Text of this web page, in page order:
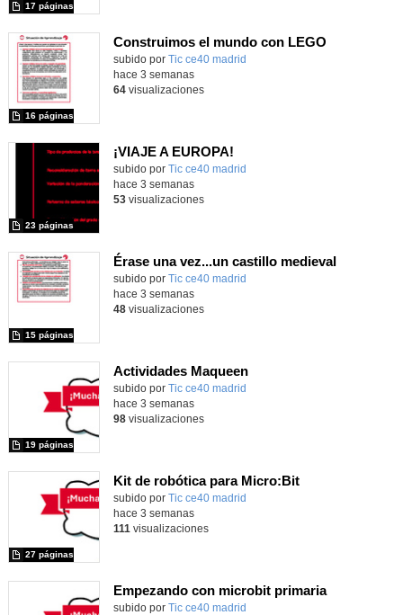
17 páginas
Construimos el mundo con LEGO
subido por Tic ce40 madrid
16 páginas
hace 3 semanas
64visualizaciones
¡VIAJE A EUROPA!
subido por Tic ce40 madrid
23 páginas
hace 3 semanas
53visualizaciones
Érase una vez...un castillo medieval
subido por Tic ce40 madrid
15 páginas
hace 3 semanas
48visualizaciones
Actividades Maqueen
Contenido educativo.
subido por Tic ce40 madrid
19 páginas
hace 3 semanas
98visualizaciones
Kit de robótica para Micro:Bit
Contenido educativo.
subido por Tic ce40 madrid
27 páginas
hace 3 semanas
111 visualizaciones
Empezando con microbit primaria
Contenido educativo.
subido por Tic ce40 madrid